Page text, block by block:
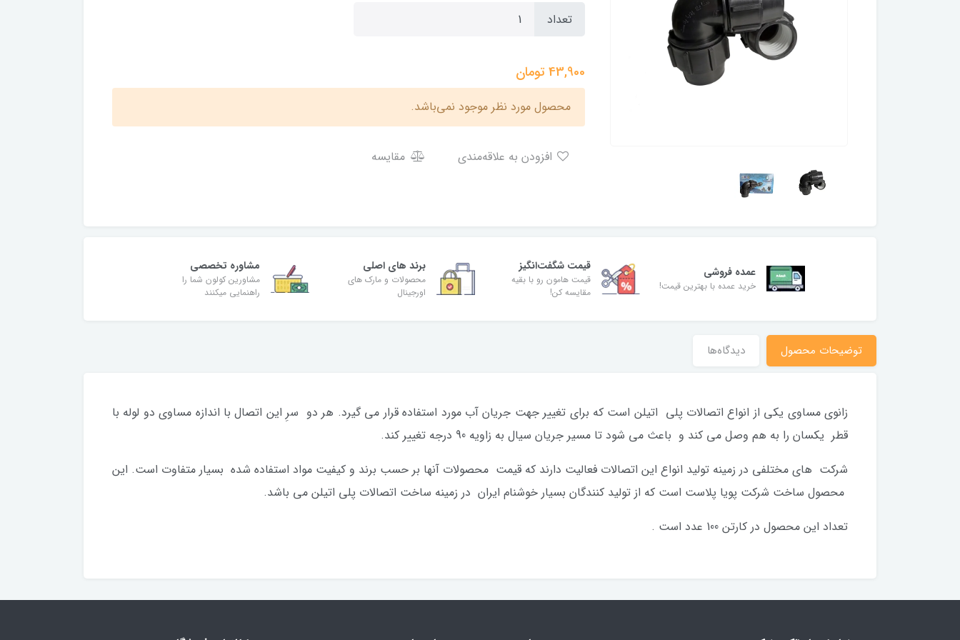
تعداد
43,900تومان
محصول مورد نظر موجود نمی‌باشد.
مقایسه
عمده فروشی
خرید عمده با بهترین قیمت!
قیمت شگفت‌انگیز
قیمت هامون رو با بقیه
مقایسه کن!
برند های اصلی
محصولات و مارک های
اورجینال
مشاوره تخصصی
مشاورین کولون شما را
راهنمایی میکنند
توضیحات محصول دیدگاه‌ها
زانوی مساوی یکی از انواع اتصالات پلی اتیلن است که برای تغییر جهت جریان آب مورد استفاده قرار می گیرد. هر دو سرِ این اتصال با اندازه مساوی دو لوله با
قطر یکسان را به هم وصل می کند و باعث می شود تا مسیر جریان سیال به زاویه 90 درجه تغییر کند.
شرکت های مختلفی در زمینه تولید انواع این اتصالات فعالیت دارند که قیمت محصولات آنها بر حسب برند و کیفیت مواد استفاده شده بسیار متفاوت است. این
محصول ساخت شرکت پویا پلاست است که از تولید کنندگان بسیار خوشنام ایران در زمینه ساخت اتصالات پلی اتیلن می باشد.
تعداد این محصول در کارتن 100 عدد است .